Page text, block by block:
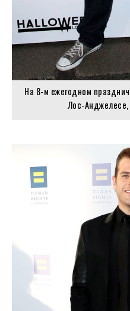
На 8-м ежегодном
Лос-Анджелесе,